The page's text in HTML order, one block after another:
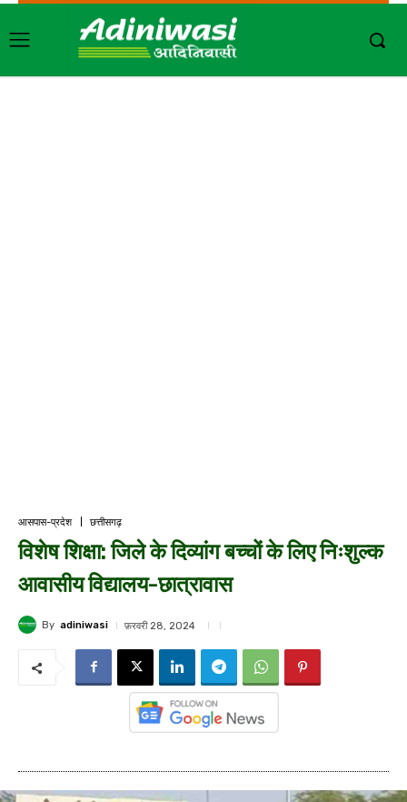
आसपास-प्रदेश छत्तीसगढ़
विशेष शिक्षा: जिले के दिव्यांग बच्चों के लिए निःशुल्क
आवासीय विद्यालय-छात्रावास
By adiniwasi फ़रवरी 28, 2024